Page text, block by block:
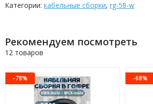
Категории: кабельные сборки, rg-58-w
Рекомендуем посмотреть
12 товаров
-78% -68%